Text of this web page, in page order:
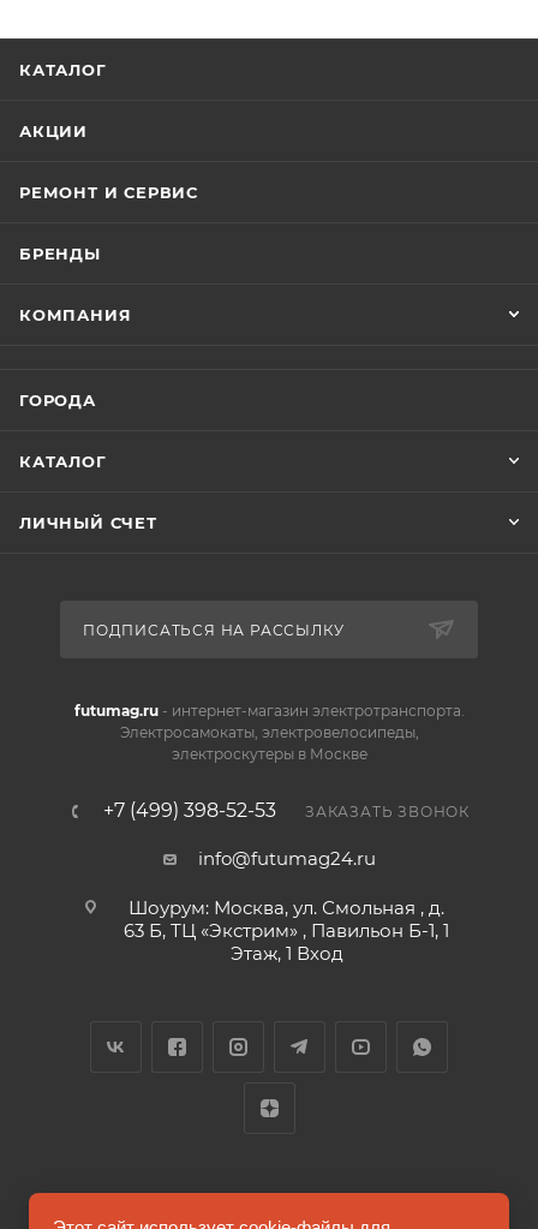
КАТАЛОГ
АКЦИИ
РЕМОНТ И СЕРВИС
БРЕНДЫ
КОМПАНИЯ
ГОРОДА
КАТАЛОГ
ЛИЧНЫЙ СЧЕТ
ПОДПИСАТЬСЯ НА РАССЫЛКУ
futumag.ru- интернет-магазин электротранспорта.
Электросамокаты, электровелосипеды,
электроскутеры в Москве
+7 (499) 398-52-53 ЗАКАЗАТЬ ЗВОНОК
info@futumag24.ru
Шоурум: Москва, ул. Смольная , д.
63 Б, ТЦ «Экстрим» , Павильон Б-1, 1
Этаж, 1 Вход
2026 © FUTUMAG.RU